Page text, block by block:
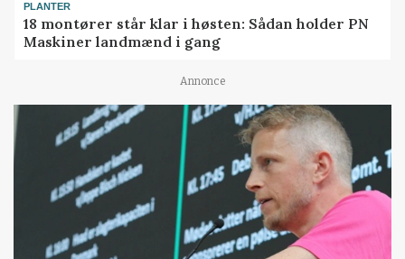
PLANTER
18 montører står klar i høsten: Sådan holder PN
Maskiner landmænd i gang
Annonce